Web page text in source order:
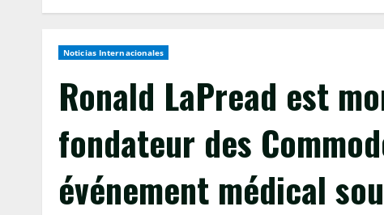
Noticias Internacionales
Ronald LaPread est
fondateur des
événement médical